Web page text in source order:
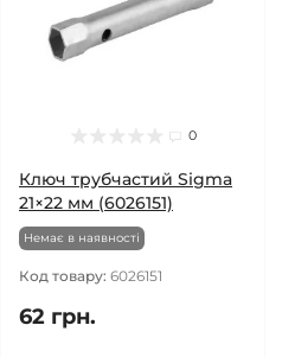
0
Ключ трубчастий Sigma
21×22 мм (6026151)
Немає в наявності
Код товару: 6026151
62 грн.